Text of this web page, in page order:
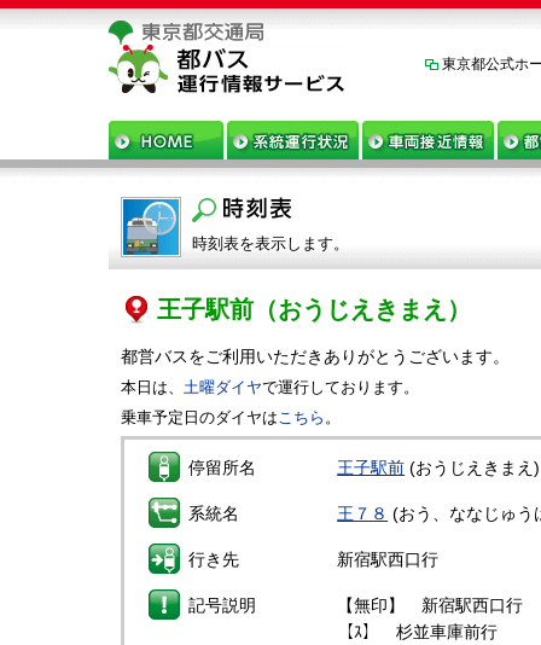
東京都公式ホ
時刻表を表示します。
王子駅前 （おうじえきまえ）
都営バスをご利用いただきありがとうございます。
本日は、 土曜ダイヤで運行しております。
乗車予定日のダイヤはこちら 。
停留所名 王子駅前 (おうじえきまえ)
系統名 王７８ (おう、ななじゅう
行き先 新宿駅西口行
記号説明
【無印】 新宿駅西口行
【ｽ】 杉並車庫前行